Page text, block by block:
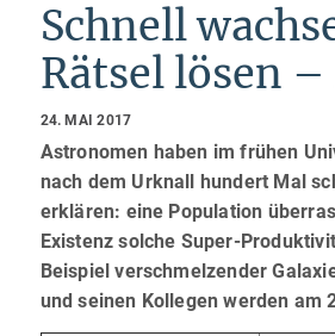
Schnell
Rätsel lösen
24. MAI 2017
Astronomen haben im frühen
nach dem Urknall hundert Mal
erklären: eine Population
Existenz solche Super-
Beispiel verschmelzender
und seinen Kollegen werden